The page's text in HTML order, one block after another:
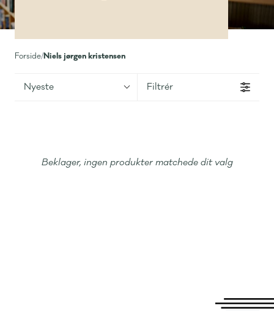
Forside/Niels jørgen kristensen
Nyeste Filtrér
Beklager, ingen produkter matchede dit valg